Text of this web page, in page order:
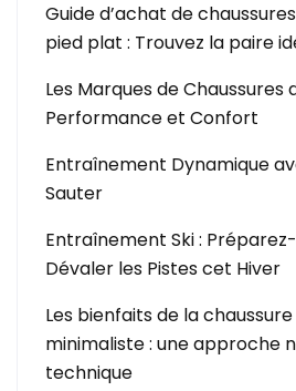
Guide d’achat de
pied plat : Trouvez la paire
Les Marques de Chaussures
Performance et Confort
Entraînement Dynamique
Sauter
Entraînement Ski :
Dévaler les Pistes cet Hiver
Les bienfaits de la
minimaliste : une approche
technique